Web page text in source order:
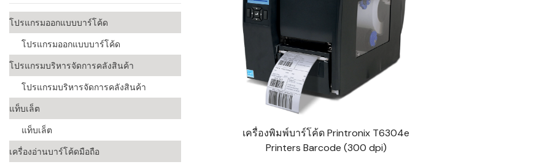
ขายธุรกิจค้าปลีก
การพัฒนาบาร์โค้ดในงาน
อุตสาหกรรม
ระบบบาร์โค้ดใน
อุตสาหกรรมยานยนต์
ระบบบาร์โค้ดใน
อุตสาหกรรมเสื้อผ้า
ระบบบาร์โค้ดใน
โปรแกรมออกแบบบาร์โค้ด
โปรแกรมออกแบบบาร์โค้ด
โปรแกรมบริหารจัดการคลังสินค้า
โปรแกรมบริหารจัดการคลังสินค้า
แท็บเล็ต
แท็บเล็ต
เครื่องอ่านบาร์โค้ดมือถือ
เครื่องพิมพ์บาร์โค้ด Printronix T6304e
Printers Barcode (300 dpi)